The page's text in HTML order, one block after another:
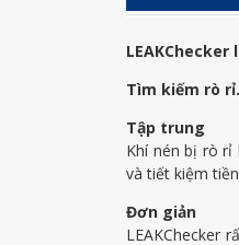
Tìm kiếm rò
Tập trung
Khí nén bị rò rỉ
và tiết kiệm
Đơn giản
LEAKChecker